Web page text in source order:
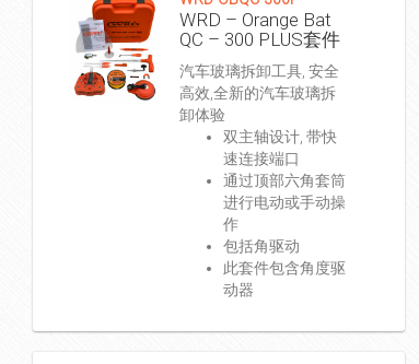
WRD – Orange Bat
QC – 300 PLUS套件
汽车玻璃拆卸工具, 安全
高效,全新的汽车玻璃拆
卸体验
双主轴设计, 带快
速连接端口
通过顶部六角套筒
进行电动或手动操
作
包括角驱动
此套件包含角度驱
动器